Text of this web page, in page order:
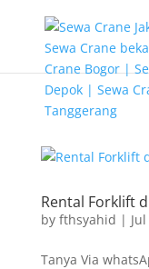
Rental Forklift
by fthsyahid |
Tanya Via